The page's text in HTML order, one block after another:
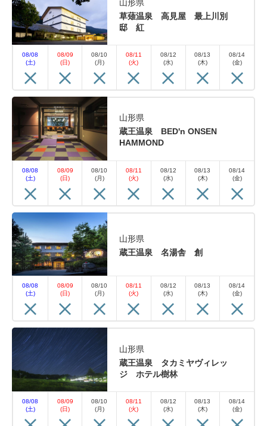
山形県
草薙温泉 高見屋 最上川別
邸 紅
08/08
(土)
08/09
(日)
08/10
(月)
08/11
(火)
08/12
(水)
08/13
(木)
08/14
(金)
山形県
蔵王温泉 BED'n ONSEN
HAMMOND
08/08
(土)
08/09
(日)
08/10
(月)
08/11
(火)
08/12
(水)
08/13
(木)
08/14
(金)
山形県
蔵王温泉 名湯舎 創
08/08
(土)
08/09
(日)
08/10
(月)
08/11
(火)
08/12
(水)
08/13
(木)
08/14
(金)
山形県
蔵王温泉 タカミヤヴィレッ
ジ ホテル樹林
08/08
(土)
08/09
(日)
08/10
(月)
08/11
(火)
08/12
(水)
08/13
(木)
08/14
(金)